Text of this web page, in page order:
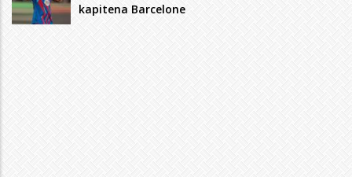
kapitena Barcelone